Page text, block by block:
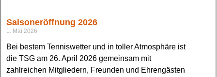
Saisoneröffnung 2026
1. Mai 2026
Bei bestem Tenniswetter und in toller Atmosphäre ist
die TSG am 26. April 2026 gemeinsam mit
zahlreichen Mitgliedern, Freunden und Ehrengästen